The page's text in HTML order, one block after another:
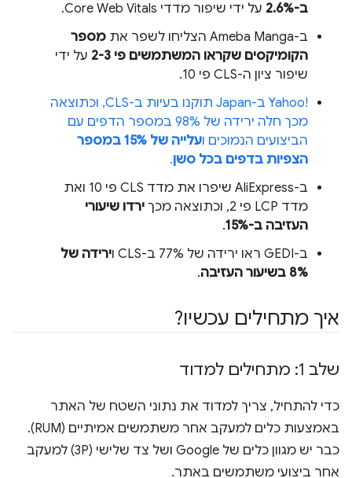
ב-2.6%
על ידי שיפור מדדי Core Web Vitals.
ב-Ameba Manga הצליחו לשפר את
מספר
הקומיקסים שקראו המשתמשים פי 2-3
על ידי
שיפור ציון ה-CLS פי 10.
Yahoo!‎ ב-Japan תוקנו בעיות ב-CLS, וכתוצאה
מכך חלה ירידה של 98% במספר הדפים עם
הביצועים הנמוכים ו
עלייה של 15% במספר
הצפיות בדפים בכל סשן.
ב-AliExpress שיפרו את מדד CLS פי 10 ואת
מדד LCP פי 2, וכתוצאה מכך
ירדו שיעורי
העזיבה ב-15%
.
ב-GEDI ראו ירידה של 77% ב-CLS ו
ירידה של
8% בשיעור העזיבה
.
איך מתחילים עכשיו?
שלב 1: מתחילים למדוד
כדי להתחיל, צריך למדוד את נתוני השטח של האתר
באמצעות כלים למעקב אחר משתמשים אמיתיים (RUM).
כבר יש מגוון כלים של Google ושל צד שלישי (3P) למעקב
אחר ביצועי משתמשים באתר.